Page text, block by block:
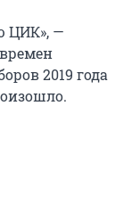
ЦИК», —
2019 года